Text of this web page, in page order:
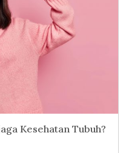
Kesehatan Tubuh?